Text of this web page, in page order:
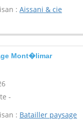
: Aissani & cie
Mont�limar
-
: Batailler paysage